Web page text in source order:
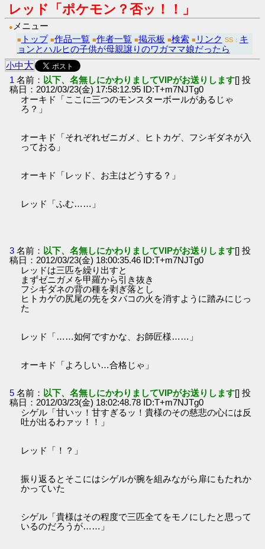
レッド「ポケモン？否ッ！！」
● メニュー
■ トップ ■作品一覧 ■作者一覧 ■掲示板 ■検索 ■ リンク SS： キ
ョンとハルヒの子供が母親譲りのワガママ娘だったら
小中大
1 名前： 以下、名無しにかわりましてVIPがお送りします[] 投
稿日：2012/03/23(金) 17:58:12.95 ID:T+m7NJTg0
オーキド「ここに三つのモンスターボールがあるじゃ
ろ？」
オーキド「それぞれゼニガメ、ヒトカゲ、フシギダネが入
っておる」
オーキド「レッド、お主はどうする？」
レッド「ふむ……」
3 名前： 以下、名無しにかわりましてVIPがお送りします[] 投
稿日：2012/03/23(金) 18:00:35.46 ID:T+m7NJTg0
レッドは三匹を繰り出すと
まずゼニガメを甲羅から引き抜き
フシギダネの背の種を剥ぎ落とし
ヒトカゲの尻尾の先をタバコの火を消すように踏みにじっ
た
レッド「……如何ですかな、お師匠様……」
オーキド「よろしい…合格じゃ」
5 名前： 以下、名無しにかわりましてVIPがお送りします[] 投
稿日：2012/03/23(金) 18:02:48.78 ID:T+m7NJTg0
シゲル「甘いッ！甘すぎるッ！貴様のその慈悲の心には反
吐が出るわァッ！！」
レッド「！？」
振り返るとそこにはシゲルが腕を組みながら扉にもたれか
かっていた
シゲル「貴様はその程度で三匹全てをモノにしたと思って
いるのだろうが……」